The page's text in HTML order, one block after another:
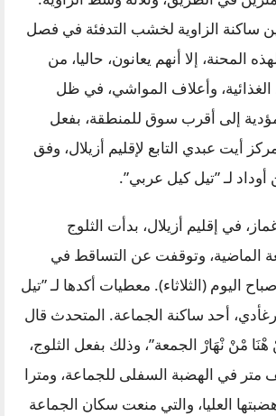
ساكنة الزاوية لخشب التدفئة في فصل
المحنة، إلا أنهم يعانون، حاليا، من
وأعلاف المواشي، في ظل
إلى أقرب سوق للمنطقة، بفعل
أيت عبدي التابع لإقليم أزيلال، وفق
لـ ”تيل كيل عربي”.
في إقليم أزيلال، بدأت الثلوج
الماضية، وتوقفت عن التساقط في
اليوم (الثلاثاء). معطيات أكدها لـ ”تيل
أحد ساكنة الجماعة. المتحدث قال
مْنْ نْهَارْ الجمعة”، وذلك بفعل الثلوج،
متر في الهضبة السفلى للجماعة، ومترا
هضبتها العليا، والتي منعت سكان الجماعة